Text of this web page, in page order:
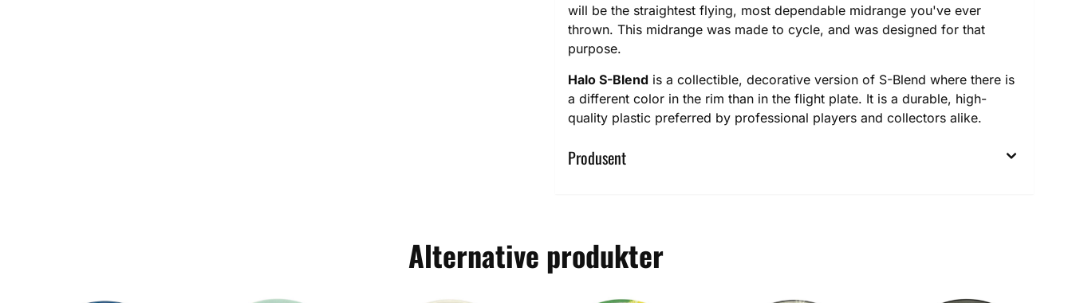
will be the straightest flying, most dependable midrange you've ever
thrown. This midrange was made to cycle, and was designed for that
purpose.
Halo S-Blend is a collectible, decorative version of S-Blend where there is
a different color in the rim than in the flight plate. It is a durable, high-
quality plastic preferred by professional players and collectors alike.
Produsent
Alternative produkter